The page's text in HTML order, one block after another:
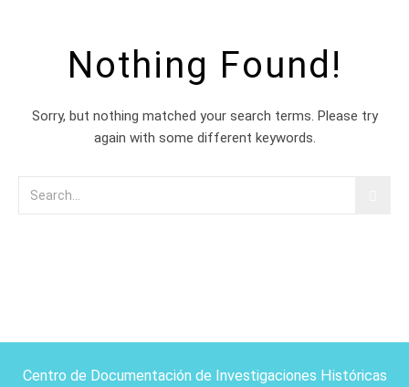
Nothing Found!
Sorry, but nothing matched your search terms. Please try
again with some different keywords.
Centro de Documentación de Investigaciones Históricas